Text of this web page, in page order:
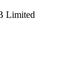
Limited